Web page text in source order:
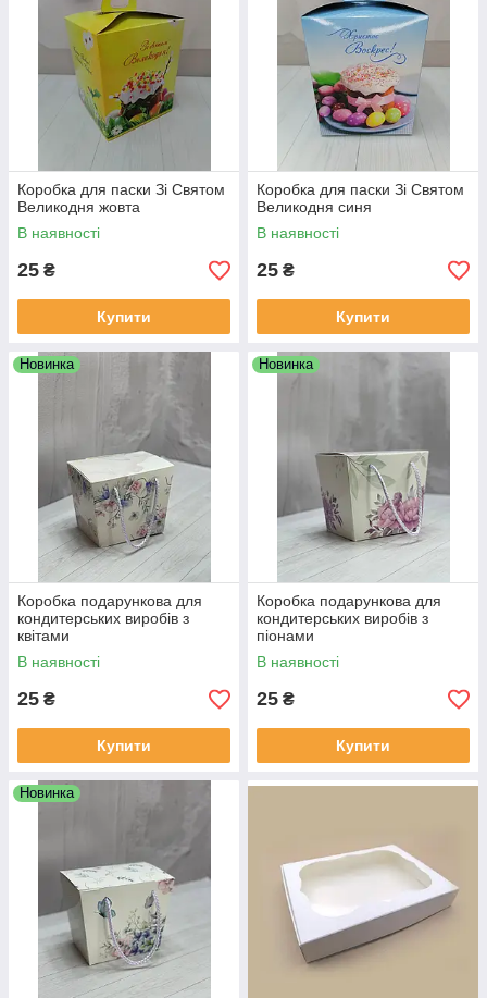
Коробка для паски Зі Святом
Великодня жовта
В наявності
25 ₴
Купити
Коробка для паски Зі Святом
Великодня синя
В наявності
25 ₴
Купити
Новинка
Коробка подарункова для
кондитерських виробів з
квітами
В наявності
25 ₴
Купити
Новинка
Коробка подарункова для
кондитерських виробів з
піонами
В наявності
25 ₴
Купити
Новинка